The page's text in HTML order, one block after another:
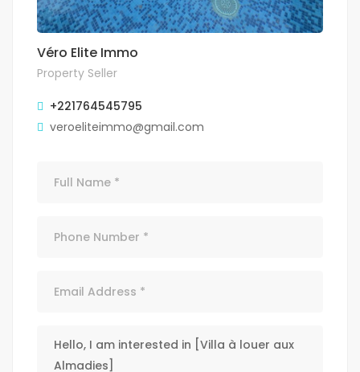
Véro Elite Immo
Property Seller
+221764545795
veroeliteimmo@gmail.com